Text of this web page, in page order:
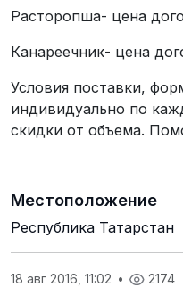
Расторопша- цена
Канареечник- цена
Условия поставки,
индивидуально по
скидки от объема.
Местоположение
Республика Татарстан
18 авг 2016, 11:02 • 2174